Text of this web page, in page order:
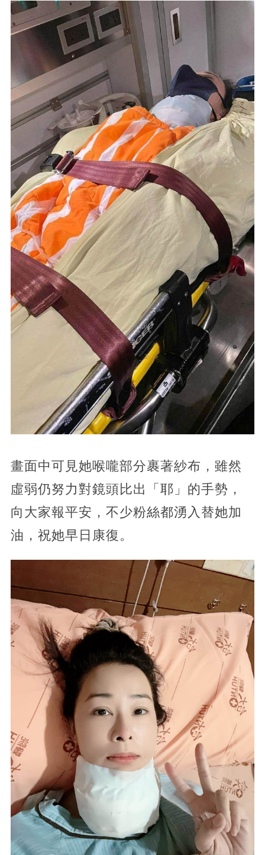
畫面中可見她喉嚨部分裹著紗布，雖然
虛弱仍努力對鏡頭比出「耶」的手勢，
向大家報平安，不少粉絲都湧入替她加
油，祝她早日康復。